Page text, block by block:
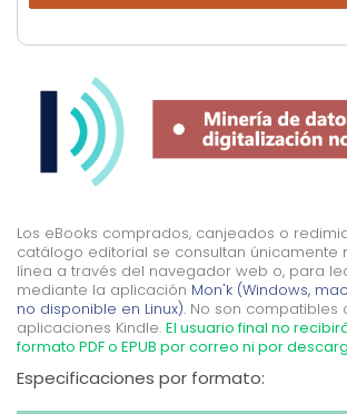
Los eBooks comprados, canjeados o
catálogo editorial se consultan únicamente
línea a través del navegador web o, para
mediante la aplicación Mon'k (Windows,
no disponible en Linux). No son compatibles
aplicaciones Kindle. El usuario final no
formato PDF o EPUB por correo ni por
Especificaciones por formato: